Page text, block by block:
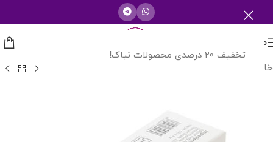
تخفیف 20 درصدی محصولات نیاک!
منو
خانه